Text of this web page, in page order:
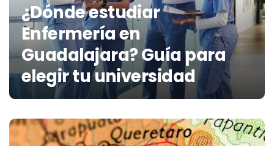
¿Dónde estudiar
Enfermería en
Guadalajara? Guía para
elegir tu universidad